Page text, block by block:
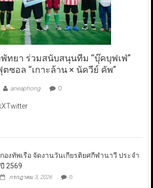
ทยา ร่วมสนับสนุนทีม “บุ๊คบุฟเฟ่”
ซอล “เกาะล้าน × นัควีย์ คัพ”
aneaphong 0
กองทัพเรือ จัดงานวันเกียรติยศกีฬานาวี ประจำ
ปี 2569
กรกฎาคม 3, 2026 0